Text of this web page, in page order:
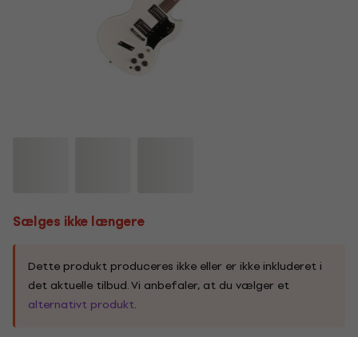
Sælges ikke længere
Dette produkt produceres ikke eller er ikke inkluderet i
det aktuelle tilbud. Vi anbefaler, at du vælger et
alternativt produkt.